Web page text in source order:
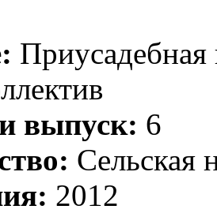
выпуск: 6
Сельская
2012